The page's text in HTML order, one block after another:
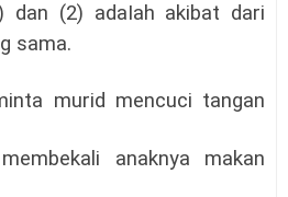
dan (2) adaIah akibat dari
sama.
murid mencuci tangan
anaknya makan